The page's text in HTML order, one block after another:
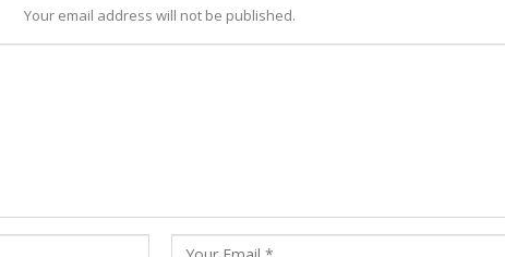
Your email address will not be published.